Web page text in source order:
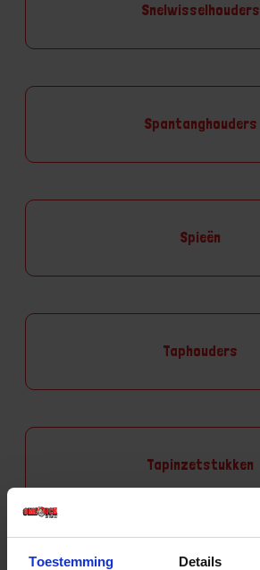
Toestemming Details
Snelwisselhouders
Spantanghouders
Spieën
Taphouders
Tapinzetstukken